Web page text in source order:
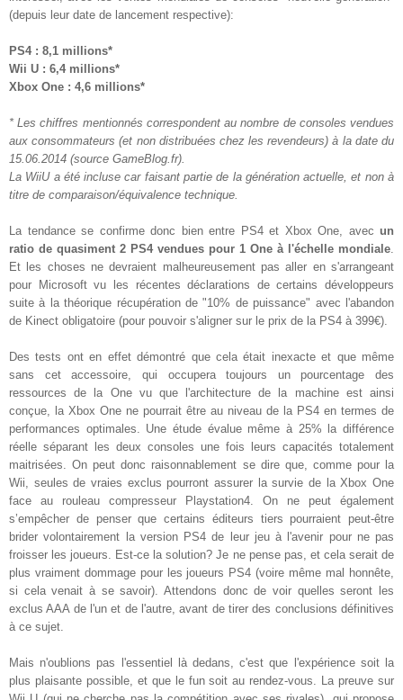
(depuis leur date de lancement respective):
PS4 : 8,1 millions*
Wii U : 6,4 millions*
Xbox One : 4,6 millions*
* Les chiffres mentionnés correspondent au nombre de consoles vendues
aux consommateurs (et non distribuées chez les revendeurs) à la date du
15.06.2014 (source GameBlog.fr).
La WiiU a été incluse car faisant partie de la génération actuelle, et non à
titre de comparaison/équivalence technique.
La tendance se confirme donc bien entre PS4 et Xbox One, avec un
ratio de quasiment 2 PS4 vendues pour 1 One à l'échelle mondiale.
Et les choses ne devraient malheureusement pas aller en s'arrangeant
pour Microsoft vu les récentes déclarations de certains développeurs
suite à la théorique récupération de "10% de puissance" avec l'abandon
de Kinect obligatoire (pour pouvoir s'aligner sur le prix de la PS4 à 399€).
Des tests ont en effet démontré que cela était inexacte et que même
sans cet accessoire, qui occupera toujours un pourcentage des
ressources de la One vu que l'architecture de la machine est ainsi
conçue, la Xbox One ne pourrait être au niveau de la PS4 en termes de
performances optimales. Une étude évalue même à 25% la différence
réelle séparant les deux consoles une fois leurs capacités totalement
maitrisées. On peut donc raisonnablement se dire que, comme pour la
Wii, seules de vraies exclus pourront assurer la survie de la Xbox One
face au rouleau compresseur Playstation4. On ne peut également
s’empêcher de penser que certains éditeurs tiers pourraient peut-être
brider volontairement la version PS4 de leur jeu à l'avenir pour ne pas
froisser les joueurs. Est-ce la solution? Je ne pense pas, et cela serait de
plus vraiment dommage pour les joueurs PS4 (voire même mal honnête,
si cela venait à se savoir). Attendons donc de voir quelles seront les
exclus AAA de l'un et de l'autre, avant de tirer des conclusions définitives
à ce sujet.
Mais n'oublions pas l'essentiel là dedans, c'est que l'expérience soit la
plus plaisante possible, et que le fun soit au rendez-vous. La preuve sur